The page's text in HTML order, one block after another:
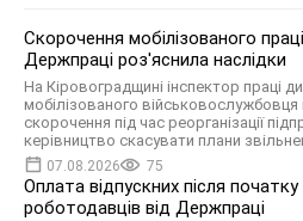
Скорочення мобілізованого
Держпраці роз'яснила наслідки
На Кіровоградщині інспектор праці
мобілізованого військовослужбовця
скорочення під час реорганізації
керівництво скасувати плани
07.08.2026 75
Оплата відпускних після
роботодавців від Держпраці